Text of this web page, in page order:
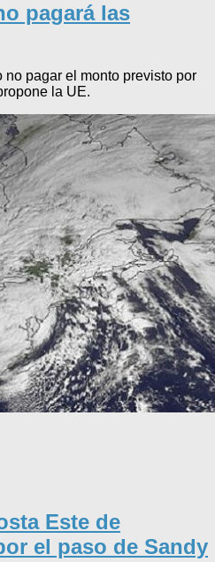
pagará las
pagar el monto previsto por
la UE.
Este de
el paso de Sandy